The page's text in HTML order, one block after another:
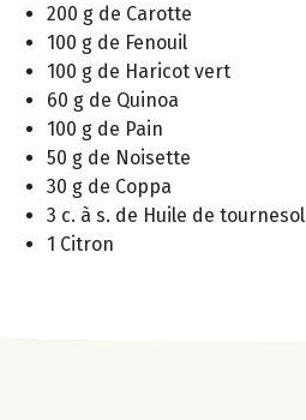
200 g de Carotte
100 g de Fenouil
100 g de Haricot vert
60 g de Quinoa
100 g de Pain
50 g de Noisette
30 g de Coppa
3 c. à s. de Huile de tournesol
1 Citron